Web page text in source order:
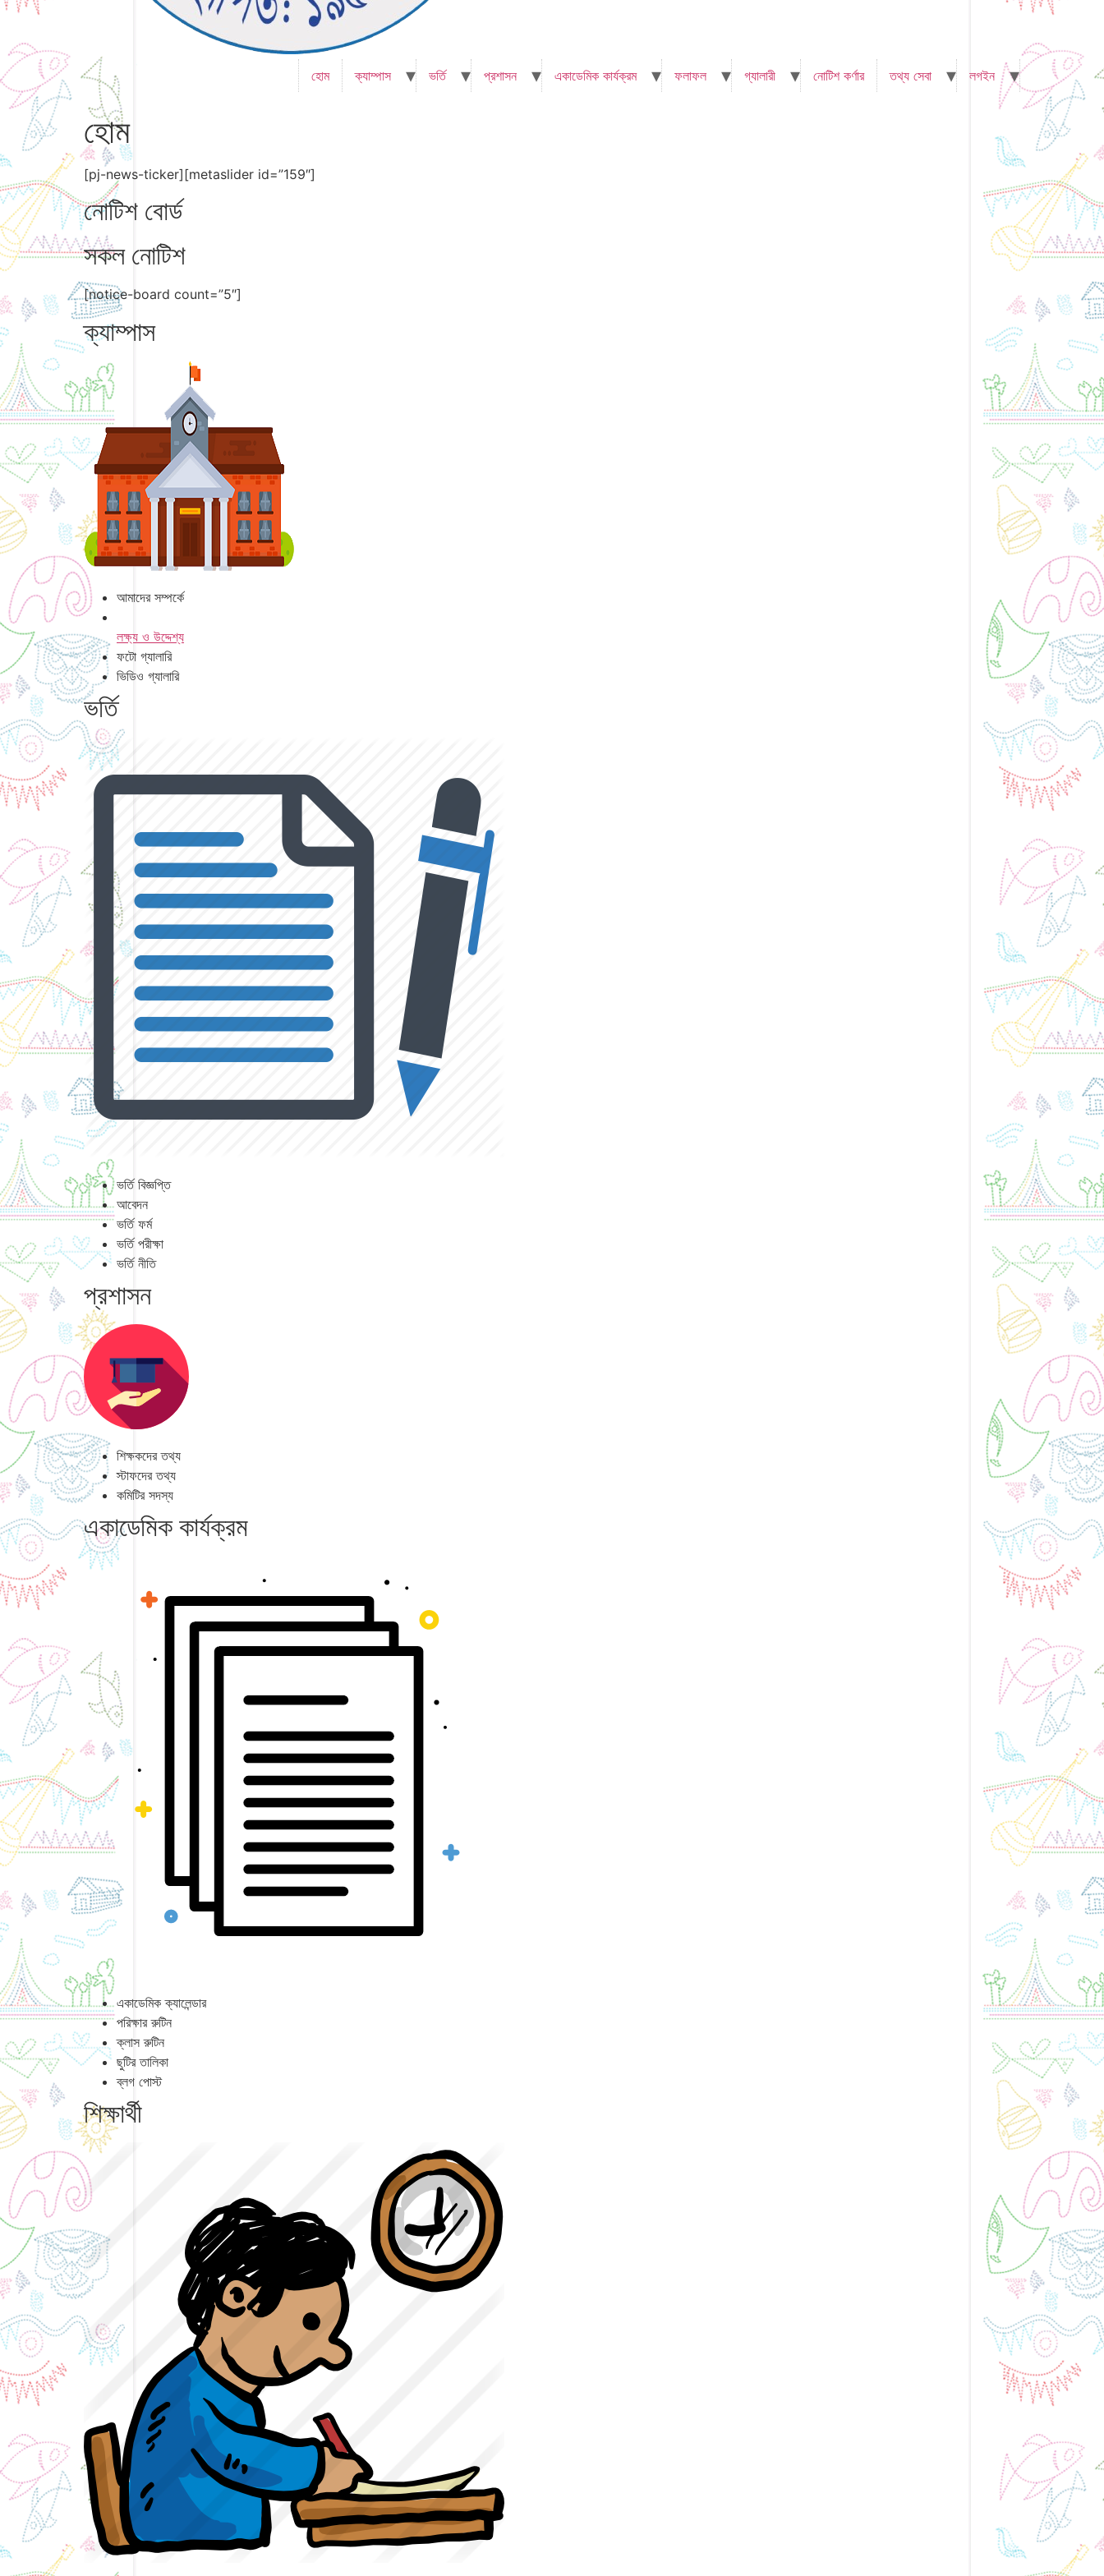
হোম ক্যাম্পাস ভর্তি প্রশাসন একাডেমিক কার্যক্রম ফলাফল গ্যালারী নোটিশ কর্ণার তথ্য সেবা লগইন
হোম
[pj-news-ticker][metaslider id=”159″]
নোটিশ বোর্ড
সকল নোটিশ
[notice-board count=”5″]
ক্যাম্পাস
আমাদের সম্পর্কে
লক্ষ্য ও উদ্দেশ্য
ফটো গ্যালারি
ভিডিও গ্যালারি
ভর্তি
ভর্তি বিজ্ঞপ্তি
আবেদন
ভর্তি ফর্ম
ভর্তি পরীক্ষা
ভর্তি নীতি
প্রশাসন
শিক্ষকদের তথ্য
স্টাফদের তথ্য
কমিটির সদস্য
একাডেমিক কার্যক্রম
একাডেমিক ক্যালেন্ডার
পরিক্ষার রুটিন
ক্লাস রুটিন
ছুটির তালিকা
ব্লগ পোস্ট
শিক্ষার্থী